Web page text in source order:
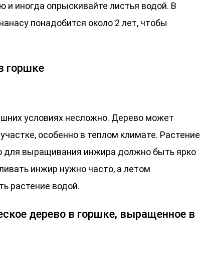
и иногда опрыскивайте листья водой. В
понадобится около 2 лет, чтобы
горшке
условиях несложно. Дерево может
особенно в теплом климате. Растение
для выращивания инжира должно быть ярко
инжир нужно часто, а летом
растение водой.
дерево в горшке, выращенное в